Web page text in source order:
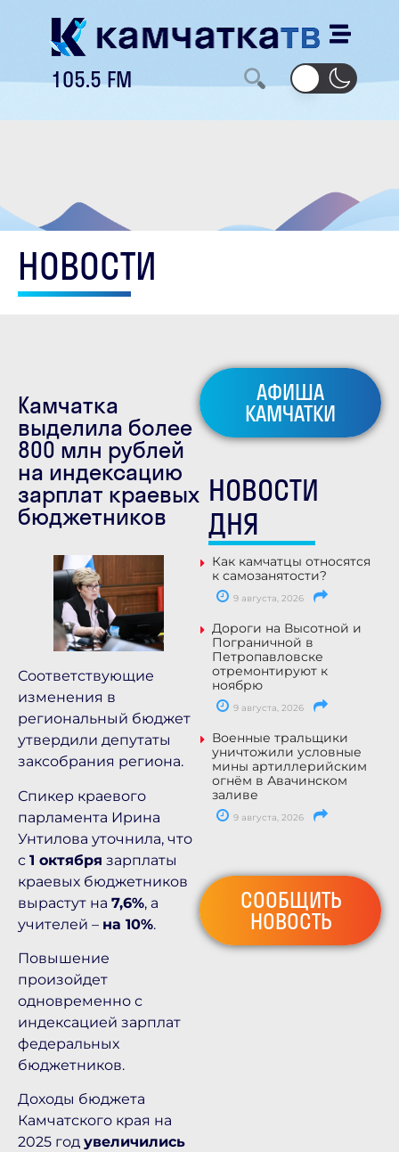
105.5 FM
НОВОСТИ
Камчатка
выделила более
800 млн рублей
на индексацию
зарплат краевых
бюджетников
Соответствующие
изменения в
региональный бюджет
утвердили депутаты
заксобрания региона.
Спикер краевого
парламента Ирина
Унтилова уточнила, что
с 1 октября зарплаты
краевых бюджетников
вырастут на 7,6%, а
учителей – на 10%.
Повышение
произойдет
одновременно с
индексацией зарплат
федеральных
бюджетников.
Доходы бюджета
Камчатского края на
2025 год увеличились
АФИША
КАМЧАТКИ
НОВОСТИ
ДНЯ
Как камчатцы относятся
к самозанятости?
9 августа, 2026
Дороги на Высотной и
Пограничной в
Петропавловске
отремонтируют к
ноябрю
9 августа, 2026
Военные тральщики
уничтожили условные
мины артиллерийским
огнём в Авачинском
заливе
9 августа, 2026
СООБЩИТЬ
НОВОСТЬ